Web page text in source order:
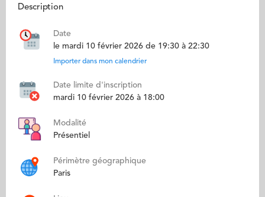
Description
Date
le mardi 10 février 2026 de 19:30 à 22:30
Importer dans mon calendrier
Date limite d'inscription
mardi 10 février 2026 à 18:00
Modalité
Présentiel
Périmètre géographique
Paris